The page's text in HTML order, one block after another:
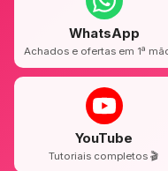
WhatsApp
Achados e ofertas em 1ª
YouTube
Tutoriais completos 🎬